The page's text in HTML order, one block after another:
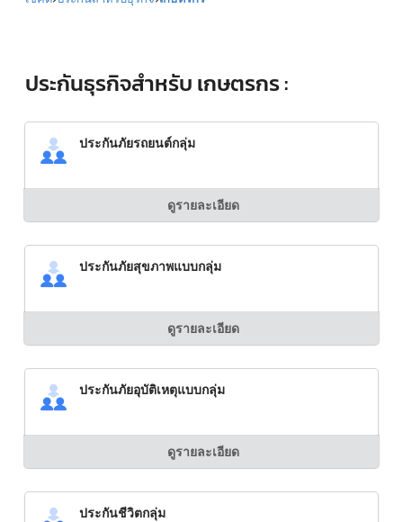
ประกันธุรกิจสำหรับ เกษตรกร :
ประกันภัยรถยนต์กลุ่ม
ดูรายละเอียด
ประกันภัยสุขภาพแบบกลุ่ม
ดูรายละเอียด
ประกันภัยอุบัติเหตุแบบกลุ่ม
ดูรายละเอียด
ประกันชีวิตกลุ่ม